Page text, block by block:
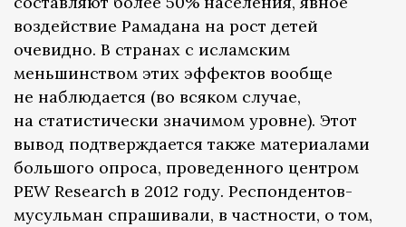
воздействие Рамадана на рост детей
очевидно. В странах с исламским
меньшинством этих эффектов вообще
не наблюдается (во всяком случае,
на статистически значимом уровне). Этот
вывод подтверждается также материалами
большого опроса, проведенного центром
PEW Research в 2012 году. Респондентов-
мусульман спрашивали, в частности, о том,